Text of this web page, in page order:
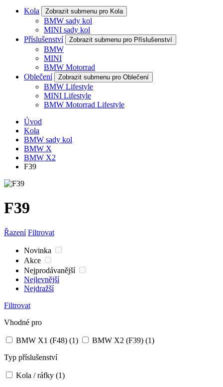
Kola Zobrazit submenu pro Kola
BMW sady kol
MINI sady kol
Příslušenství
Zobrazit submenu pro Příslušenství
BMW
MINI
BMW Motorrad
Oblečení
Zobrazit submenu pro Oblečení
BMW Lifestyle
MINI Lifestyle
BMW Motorrad Lifestyle
Úvod
Kola
BMW sady kol
BMW X
BMW X2
F39
F39
Řazení Filtrovat
Novinka
Akce
Nejprodávanější
Nejlevnější
Nejdražší
Filtrovat
Vhodné pro
BMW X1 (F48) (1) BMW X2 (F39) (1)
Typ příslušenství
Kola / ráfky (1)